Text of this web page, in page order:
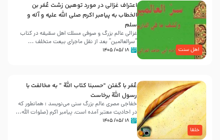
اهل سنت
اعتراف غزالی در مورد توهین زشت عُمَر بن
الخطاب به پیامبر اکرم صلی الله علیه و آله و
سلم
غزالی عالم بزرگ و صوفی مسلك اهل سقيفه در کتاب
“سرالعالمین” بعد از نقل ماجرای بیعت متخلف ...
۱۸ /۰۵/ ۱۴۰۵
خلفا
عُمَر با گفتن “حسبنا كتاب اللّه ” به مخالفت با
رسول اللّه برخاست
خفاجی مصری عالم بزرگ سنی می‌نویسد : همانطور که
در احادیث معتبر آمده است، پیامبر اکرم (صلوات اللّه...
۱۸ /۰۵/ ۱۴۰۵